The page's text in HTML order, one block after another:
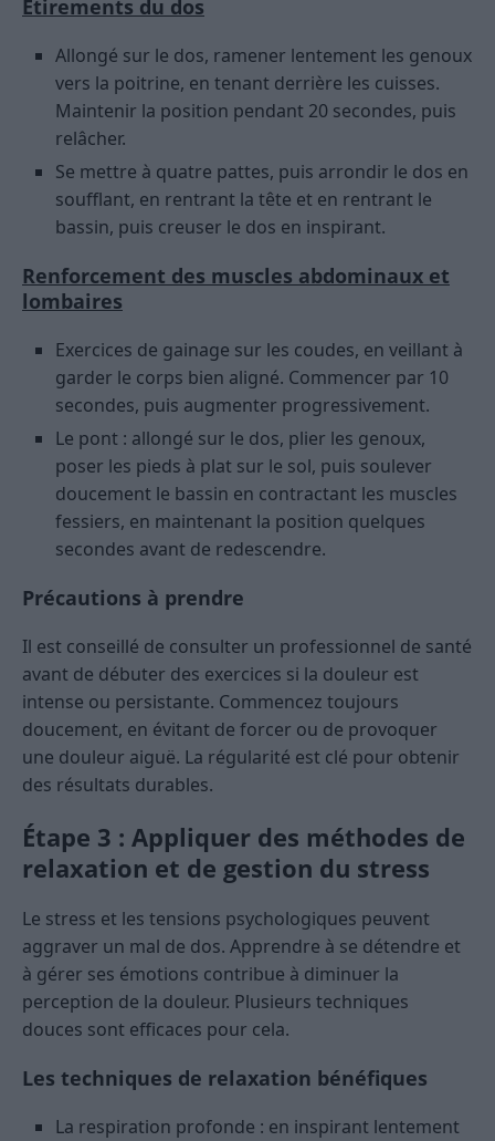
Étirements du dos
Allongé sur le dos, ramener lentement les genoux
vers la poitrine, en tenant derrière les cuisses.
Maintenir la position pendant 20 secondes, puis
relâcher.
Se mettre à quatre pattes, puis arrondir le dos en
soufflant, en rentrant la tête et en rentrant le
bassin, puis creuser le dos en inspirant.
Renforcement des muscles abdominaux et
lombaires
Exercices de gainage sur les coudes, en veillant à
garder le corps bien aligné. Commencer par 10
secondes, puis augmenter progressivement.
Le pont : allongé sur le dos, plier les genoux,
poser les pieds à plat sur le sol, puis soulever
doucement le bassin en contractant les muscles
fessiers, en maintenant la position quelques
secondes avant de redescendre.
Précautions à prendre
Il est conseillé de consulter un professionnel de santé
avant de débuter des exercices si la douleur est
intense ou persistante. Commencez toujours
doucement, en évitant de forcer ou de provoquer
une douleur aiguë. La régularité est clé pour obtenir
des résultats durables.
Étape 3 : Appliquer des méthodes de
relaxation et de gestion du stress
Le stress et les tensions psychologiques peuvent
aggraver un mal de dos. Apprendre à se détendre et
à gérer ses émotions contribue à diminuer la
perception de la douleur. Plusieurs techniques
douces sont efficaces pour cela.
Les techniques de relaxation bénéfiques
La respiration profonde : en inspirant lentement